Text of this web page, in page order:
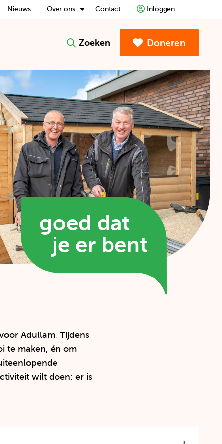
Zoeken Doneren
Nieuws Over ons Contact Inloggen
Pay
off
in
goed dat
je er bent
Adullam. Tijdens
te maken, én om
wilt doen: er is